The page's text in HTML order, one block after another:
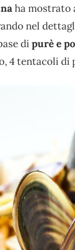
ha mostrato
nel
dipurè e
4 tentacoli